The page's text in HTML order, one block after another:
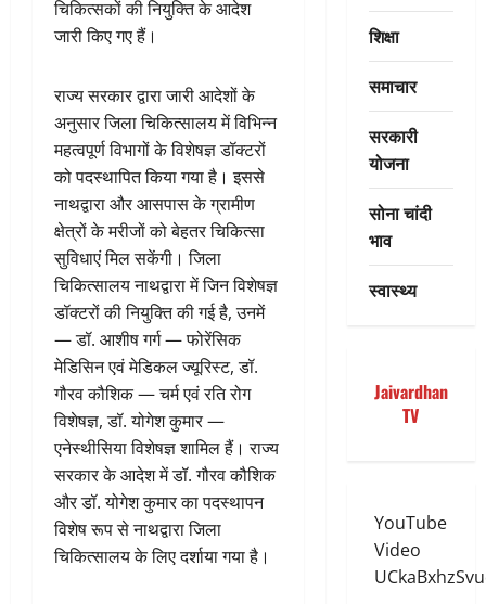
चिकित्सकों की नियुक्ति के आदेश
जारी किए गए हैं।
राज्य सरकार द्वारा जारी आदेशों के
अनुसार जिला चिकित्सालय में विभिन्न
महत्वपूर्ण विभागों के विशेषज्ञ डॉक्टरों
को पदस्थापित किया गया है। इससे
नाथद्वारा और आसपास के ग्रामीण
क्षेत्रों के मरीजों को बेहतर चिकित्सा
सुविधाएं मिल सकेंगी। जिला
चिकित्सालय नाथद्वारा में जिन विशेषज्ञ
डॉक्टरों की नियुक्ति की गई है, उनमें
— डॉ. आशीष गर्ग — फोरेंसिक
मेडिसिन एवं मेडिकल ज्यूरिस्ट, डॉ.
गौरव कौशिक — चर्म एवं रति रोग
विशेषज्ञ, डॉ. योगेश कुमार —
एनेस्थीसिया विशेषज्ञ शामिल हैं। राज्य
सरकार के आदेश में डॉ. गौरव कौशिक
और डॉ. योगेश कुमार का पदस्थापन
विशेष रूप से नाथद्वारा जिला
चिकित्सालय के लिए दर्शाया गया है।
शिक्षा
समाचार
सरकारी
योजना
सोना चांदी
भाव
स्वास्थ्य
Jaivardhan
TV
YouTube
Video